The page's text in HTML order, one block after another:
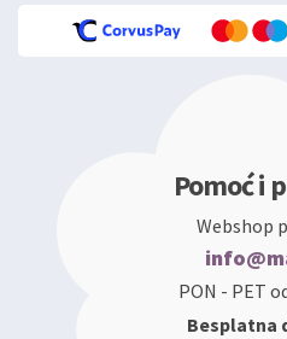
Pomoć i
Webshop
PON - PET
Besplatna